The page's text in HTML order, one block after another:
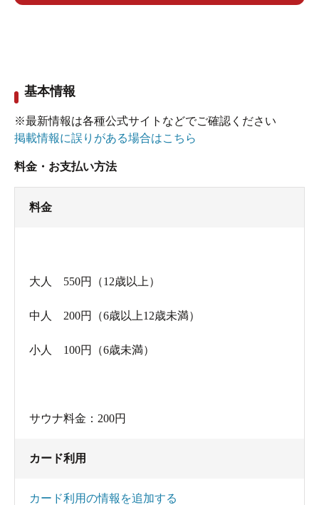
で持ってくるが吉ですね。
ました。
森林浴って何？と思ったのですが、四角い部屋の
扉をガラガラと滑らすと中には浴槽が。
ナのようでした。
せない施設のうちの1つなのだなぁ」ということを
しみじみと思いつつ、コーヒー牛乳を買って夜風
基本情報
※最新情報は各種公式サイトなどでご確認ください
掲載情報に誤りがある場合はこちら
料金・お支払い方法
料金
大人 550円（12歳以上）
中人 200円（6歳以上12歳未満）
小人 100円（6歳未満）
サウナ料金：200円
カード利用
カード利用の情報を追加する